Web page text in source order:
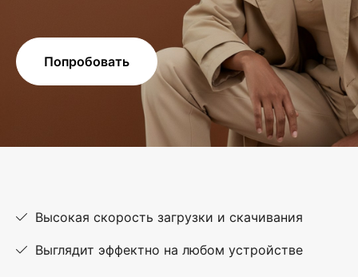
Попробовать
Высокая скорость загрузки и скачивания
Выглядит эффектно на любом устройстве